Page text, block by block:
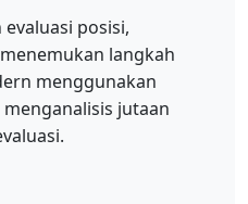
posisi,
langkah
menggunakan
jutaan